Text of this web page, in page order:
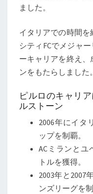
ました。
イタリアでの時間を
シティFCでメジャ
ーキャリアを終え、
ンをもたらしました。
ピルロのキャリ
ルストーン
2006年にイタ
ップを制覇。
ACミランとユ
トルを獲得。
2003年と2007
ンズリーグを制